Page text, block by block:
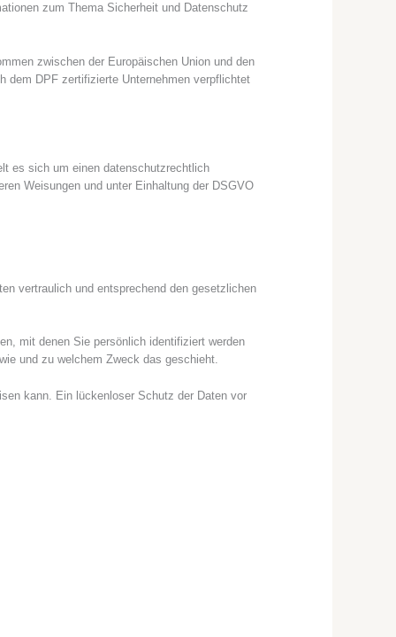
zum Thema Sicherheit und Datenschutz
zwischen der Europäischen Union und den
dem DPF zertifizierte Unternehmen verpflichtet
es sich um einen datenschutzrechtlich
Weisungen und unter Einhaltung der DSGVO
vertraulich und entsprechend den gesetzlichen
mit denen Sie persönlich identifiziert werden
und zu welchem Zweck das geschieht.
kann. Ein lückenloser Schutz der Daten vor